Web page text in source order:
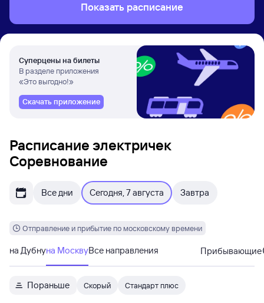
Показать расписание
Суперцены на билеты
В разделе приложения
«Это выгодно!»
Скачать приложение
Расписание электричек
Соревнование
Все дни Сегодня, 7 августа Завтра
Отправление и прибытие по московскому времени
на Дубнуна МосквуВсе направления Прибывающие
Пораньше Скорый Стандарт плюс